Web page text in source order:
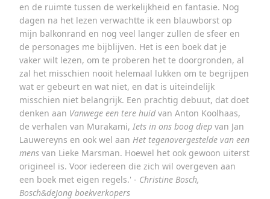
en de ruimte tussen de werkelijkheid en fantasie. Nog
dagen na het lezen verwachtte ik een blauwborst op
mijn balkonrand en nog veel langer zullen de sfeer en
de personages me bijblijven. Het is een boek dat je
vaker wilt lezen, om te proberen het te doorgronden, al
zal het misschien nooit helemaal lukken om te begrijpen
wat er gebeurt en wat niet, en dat is uiteindelijk
misschien niet belangrijk. Een prachtig debuut, dat doet
denken aan Vanwege een tere huidvan Anton Koolhaas,
de verhalen van Murakami, Iets in ons boog diep van Jan
Lauwereyns en ook wel aan Het tegenovergestelde van een
mens van Lieke Marsman. Hoewel het ook gewoon uiterst
origineel is. Voor iedereen die zich wil overgeven aan
een boek met eigen regels.' - Christine Bosch,
Bosch&deJong boekverkopers